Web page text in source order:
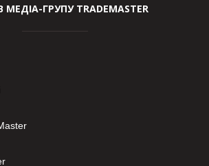
МЕДІА-ГРУПУ TRADEMASTER